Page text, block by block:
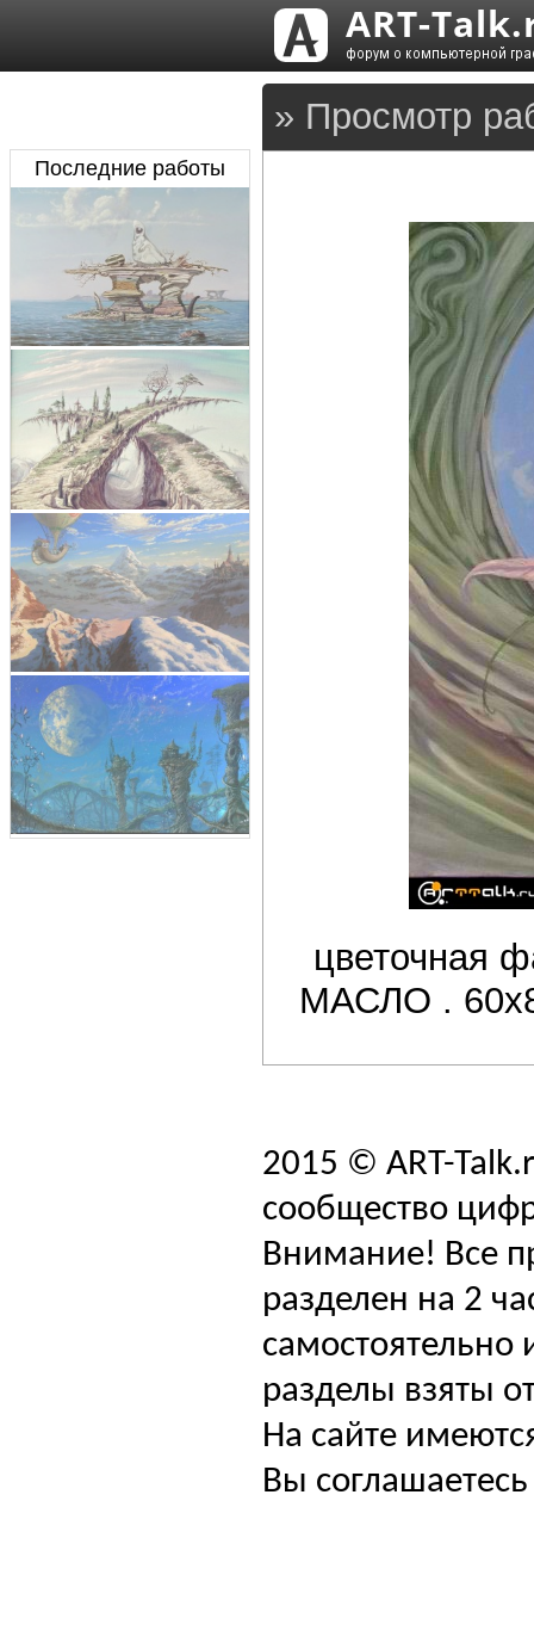
» Просмотр
МАСЛО .
Последние работы
2015 © ART-
сообщество
Внимание! Все
разделен на 2
самостоятельно
разделы взяты
На сайте
Вы